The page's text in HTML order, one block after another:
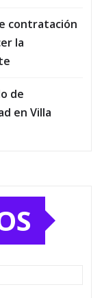
contratación
la
de
en Villa